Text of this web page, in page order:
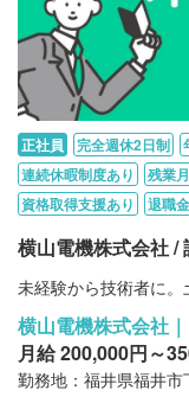
正社員 完全週休2日制
連続休暇制度あり
残業
資格取得支援あり
退職
横山電機株式会社 /
未経験から技術者に。
横山電機株式会社
月給 200,000円～
勤務地：福井県福井